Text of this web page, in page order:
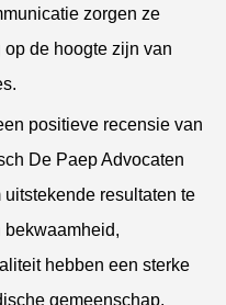
zorgen ze
de hoogte zijn van
positieve recensie van
De Paep Advocaten
resultaten te
bekwaamheid,
hebben een sterke
gemeenschap.